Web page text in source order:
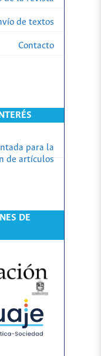
de textos
Contacto
para la
de artículos
DE